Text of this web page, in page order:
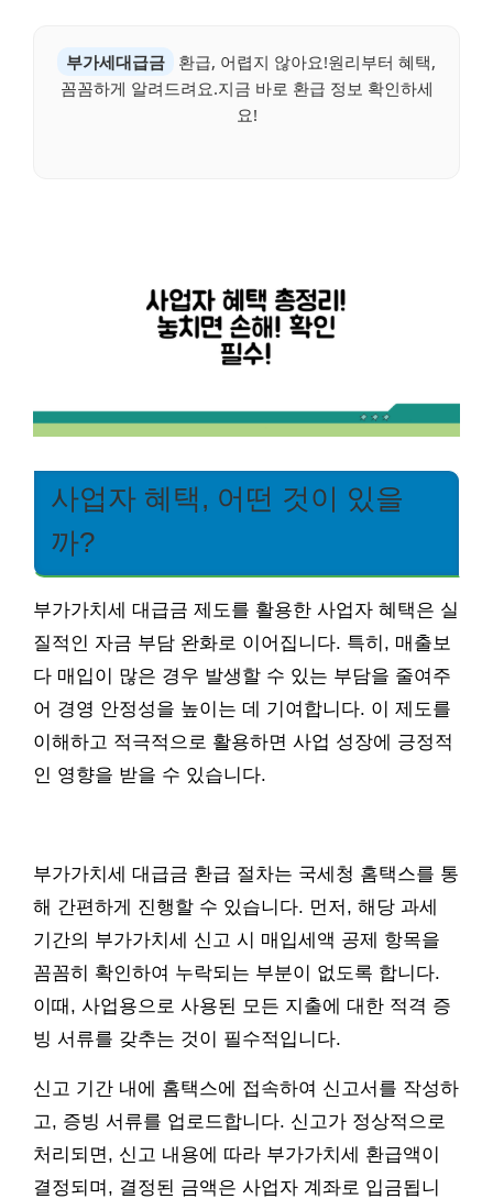
부가세대급금
환급, 어렵지 않아요!원리부터 혜택,
꼼꼼하게 알려드려요.지금 바로 환급 정보 확인하세
요!
사업자 혜택, 어떤 것이 있을
까?
부가가치세 대급금 제도를 활용한 사업자 혜택은 실
질적인 자금 부담 완화로 이어집니다. 특히, 매출보
다 매입이 많은 경우 발생할 수 있는 부담을 줄여주
어 경영 안정성을 높이는 데 기여합니다. 이 제도를
이해하고 적극적으로 활용하면 사업 성장에 긍정적
인 영향을 받을 수 있습니다.
부가가치세 대급금 환급 절차는 국세청 홈택스를 통
해 간편하게 진행할 수 있습니다. 먼저, 해당 과세
기간의 부가가치세 신고 시 매입세액 공제 항목을
꼼꼼히 확인하여 누락되는 부분이 없도록 합니다.
이때, 사업용으로 사용된 모든 지출에 대한 적격 증
빙 서류를 갖추는 것이 필수적입니다.
신고 기간 내에 홈택스에 접속하여 신고서를 작성하
고, 증빙 서류를 업로드합니다. 신고가 정상적으로
처리되면, 신고 내용에 따라 부가가치세 환급액이
결정되며, 결정된 금액은 사업자 계좌로 입금됩니